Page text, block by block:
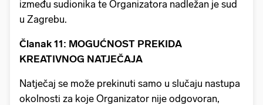
između sudionika te Organizatora nadležan je sud
u Zagrebu.
Članak 11: MOGUĆNOST PREKIDA
KREATIVNOG NATJEČAJA
Natječaj se može prekinuti samo u slučaju nastupa
okolnosti za koje Organizator nije odgovoran,